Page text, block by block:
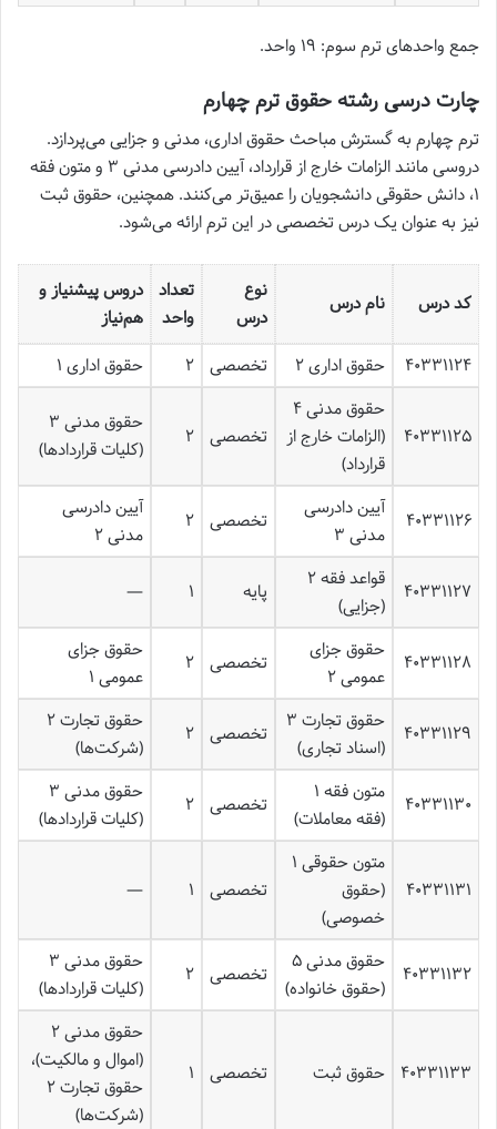
جمع واحدهای ترم سوم: ۱۹ واحد.
چارت درسی رشته حقوق ترم چهارم
ترم چهارم به گسترش مباحث حقوق اداری، مدنی و جزایی می‌پردازد.
دروسی مانند الزامات خارج از قرارداد، آیین دادرسی مدنی ۳ و متون فقه
۱، دانش حقوقی دانشجویان را عمیق‌تر می‌کنند. همچنین، حقوق ثبت
نیز به عنوان یک درس تخصصی در این ترم ارائه می‌شود.
کد درس نام درس
نوع
درس
تعداد
واحد
دروس پیشنیاز و
هم‌نیاز
۴۰۳۳۱۱۲۴
حقوق اداری ۲ تخصصی ۲ حقوق اداری ۱
۴۰۳۳۱۱۲۵
حقوق مدنی ۴
(الزامات خارج از
قرارداد)
تخصصی ۲
حقوق مدنی ۳
(کلیات قراردادها)
۴۰۳۳۱۱۲۶
آیین دادرسی
مدنی ۳
تخصصی ۲
آیین دادرسی
مدنی ۲
۴۰۳۳۱۱۲۷
قواعد فقه ۲
(جزایی)
پایه ۱ —
۴۰۳۳۱۱۲۸
حقوق جزای
عمومی ۲
تخصصی ۲
حقوق جزای
عمومی ۱
۴۰۳۳۱۱۲۹
حقوق تجارت ۳
(اسناد تجاری)
تخصصی ۲
حقوق تجارت ۲
(شرکت‌ها)
۴۰۳۳۱۱۳۰
متون فقه ۱
(فقه معاملات)
تخصصی ۲
حقوق مدنی ۳
(کلیات قراردادها)
۴۰۳۳۱۱۳۱
متون حقوقی ۱
(حقوق
خصوصی)
تخصصی ۱ —
۴۰۳۳۱۱۳۲
حقوق مدنی ۵
(حقوق خانواده)
تخصصی ۲
حقوق مدنی ۳
(کلیات قراردادها)
۴۰۳۳۱۱۳۳ حقوق ثبت تخصصی ۱
حقوق مدنی ۲
(اموال و مالکیت)،
حقوق تجارت ۲
(شرکت‌ها)